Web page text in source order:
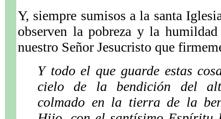
Y, siempre sumisos a la santa
observen la pobreza y la
nuestro Señor Jesucristo que
Y todo el que guarde estas
cielo de la bendición del
colmado en la tierra de la